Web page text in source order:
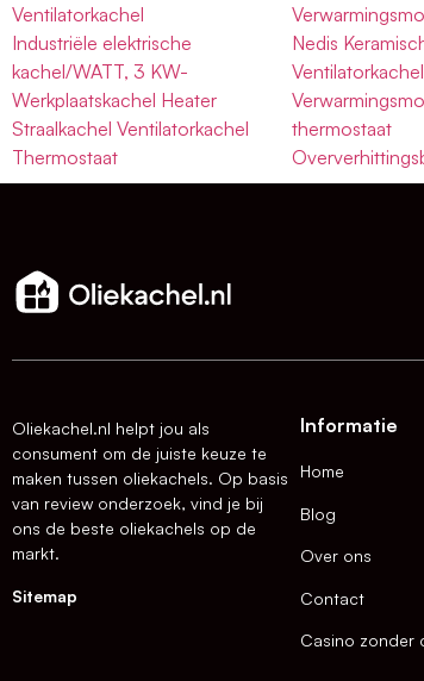
Ventilatorkachel
Industriële elektrische
kachel/WATT, 3 KW-
Werkplaatskachel Heater
Straalkachel Ventilatorkachel
Thermostaat
Nedis
thermostaat
Oliekachel.nl helpt jou als
consument om de juiste keuze te
maken tussen oliekachels. Op basis
van review onderzoek, vind je bij
ons de beste oliekachels op de
markt.
Sitemap
Informatie
Home
Blog
Over ons
Contact
Casino zonder